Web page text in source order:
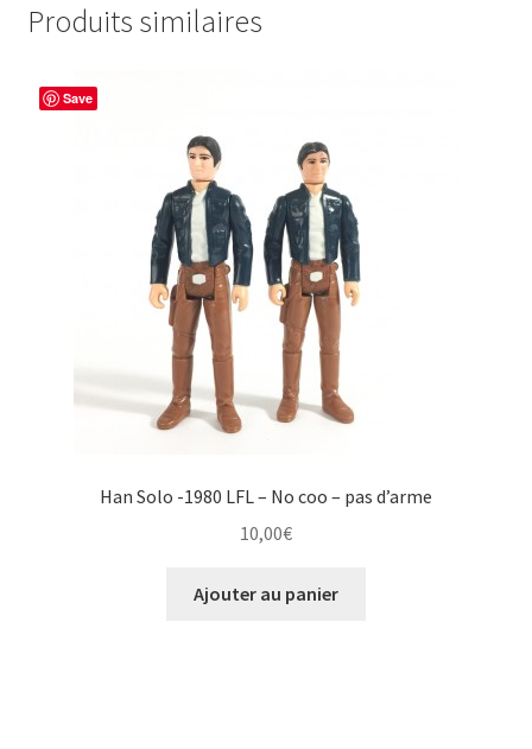
Produits similaires
Save
Han Solo -1980 LFL – No coo – pas d’arme
10,00€
Ajouter au panier